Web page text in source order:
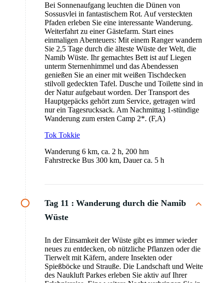
Bei Sonnenaufgang leuchten die Dünen von
Sossusvlei in fantastischem Rot. Auf versteckten
Pfaden erleben Sie eine interessante Wanderung.
Weiterfahrt zu einer Gästefarm. Start eines
einmaligen Abenteuers: Mit einem Ranger wandern
Sie 2,5 Tage durch die älteste Wüste der Welt, die
Namib Wüste. Ihr gemachtes Bett ist auf Liegen
unterm Sternenhimmel und das Abendessen
genießen Sie an einer mit weißen Tischdecken
stilvoll gedeckten Tafel. Dusche und Toilette sind in
der Natur aufgebaut worden. Der Transport des
Hauptgepäcks gehört zum Service, getragen wird
nur ein Tagesrucksack. Am Nachmittag 1-stündige
Wanderung zum ersten Camp 2*. (F,A)
Tok Tokkie
Wanderung 6 km, ca. 2 h, 200 hm
Fahrstrecke Bus 300 km, Dauer ca. 5 h
Tag 11 : Wanderung durch die Namib
Wüste
In der Einsamkeit der Wüste gibt es immer wieder
neues zu entdecken, ob nützliche Pflanzen oder die
Tierwelt mit Käfern, andere Insekten oder
Spießböcke und Strauße. Die Landschaft und Weite
des Naukluft Parkes erleben Sie aktiv auf Ihrer